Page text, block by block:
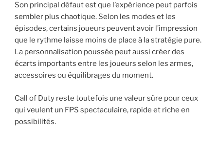
Son principal défaut est que l’expérience peut parfois
sembler plus chaotique. Selon les modes et les
épisodes, certains joueurs peuvent avoir l’impression
que le rythme laisse moins de place à la stratégie pure.
La personnalisation poussée peut aussi créer des
écarts importants entre les joueurs selon les armes,
accessoires ou équilibrages du moment.
Call of Duty reste toutefois une valeur sûre pour ceux
qui veulent un FPS spectaculaire, rapide et riche en
possibilités.